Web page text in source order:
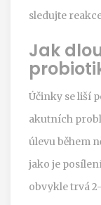
sledujte
Jak
Účinky se liší
akutních
úlevu během
jako je
obvykle trvá